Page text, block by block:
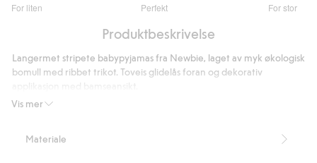
For liten Perfekt For stor
av
13
stemmer
Produktbeskrivelse
Vis mer
Langermet stripete babypyjamas fra Newbie, laget av myk økologisk
bomull med ribbet trikot. Toveis glidelås foran og dekorativ
Inneholder 100 % økologisk bomull.
Materiale